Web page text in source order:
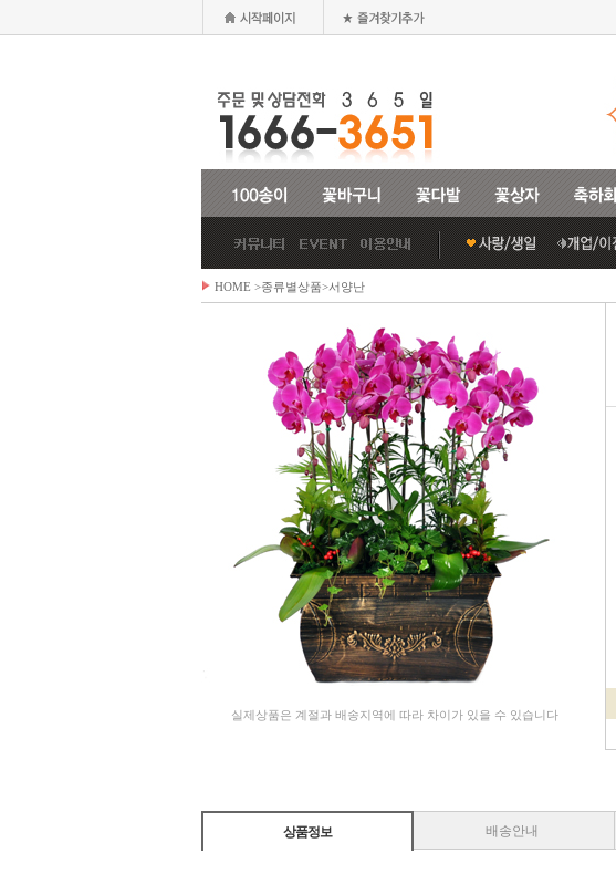
HOME >종류별상품>서양난
실제상품은 계절과 배송지역에 따라 차이가 있을 수 있습니다
상품정보 배송안내